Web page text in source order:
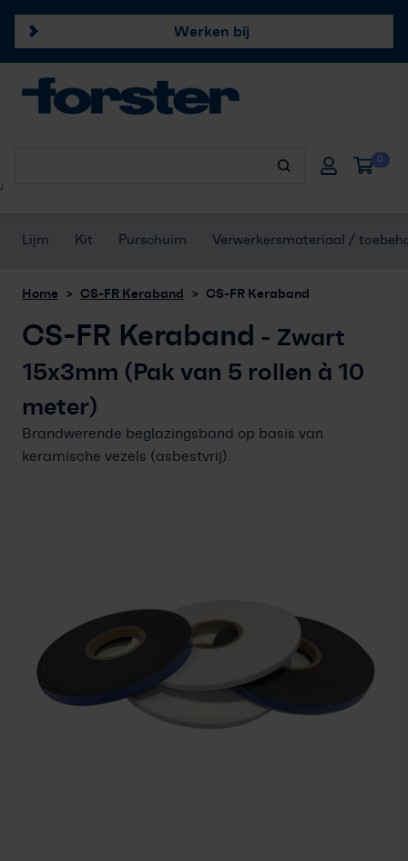
Onze merken
Klantenservice
Offerte aanvragen
Contact
Werken bij
0
Lijm Kit Purschuim Verwerkersmateriaal /
Home CS-FR Keraband CS-FR Keraband
CS-FR Keraband - Zwart
15x3mm (Pak van 5 rollen à 10
meter)
Brandwerende beglazingsband op basis van
keramische vezels (asbestvrij).